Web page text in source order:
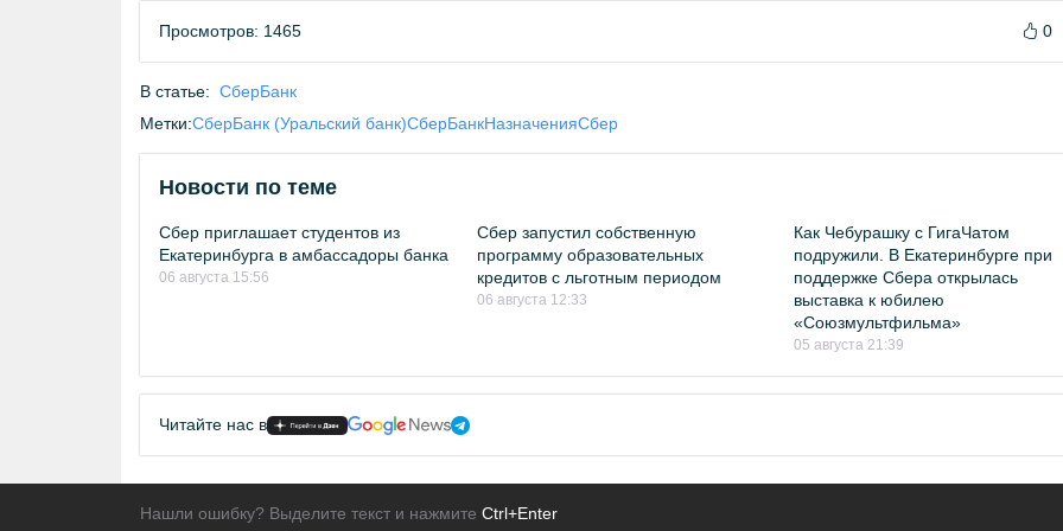
Просмотров: 1465 0
В статье: СберБанк
Метки:СберБанк (Уральский банк)СберБанкНазначенияСбер
Новости по теме
Сбер приглашает студентов из
Екатеринбурга в амбассадоры банка
06 августа 15:56
Сбер запустил собственную
программу образовательных
кредитов с льготным периодом
06 августа 12:33
Как Чебурашку с ГигаЧатом
подружили. В Екатеринбурге при
поддержке Сбера открылась
выставка к юбилею
«Союзмультфильма»
05 августа 21:39
Читайте нас в
Нашли ошибку? Выделите текст и нажмите Ctrl+Enter